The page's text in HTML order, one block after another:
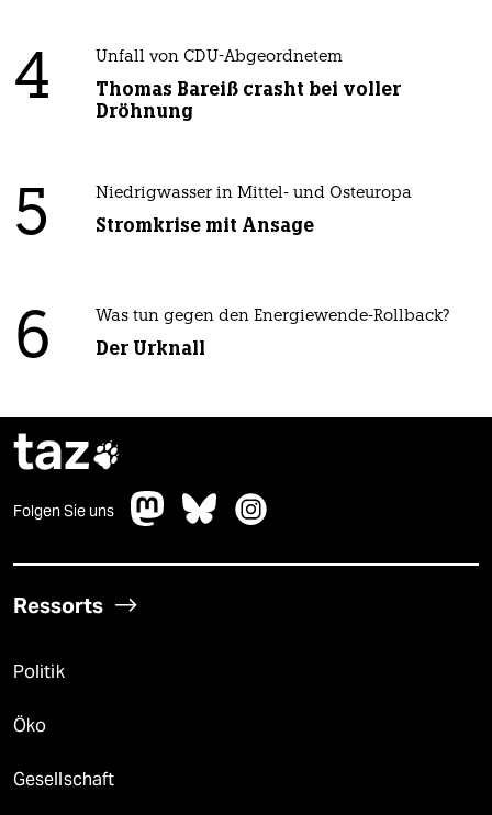
4 Unfall von CDU-Abgeordnetem
Thomas Bareiß crasht bei voller
Dröhnung
5 Niedrigwasser in Mittel- und Osteuropa
Stromkrise mit Ansage
6 Was tun gegen den Energiewende-Rollback?
Der Urknall
taz
Folgen Sie uns
Ressorts
Politik
Öko
Gesellschaft